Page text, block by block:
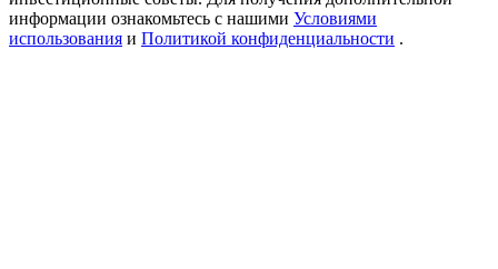
Crypto World Cup 2026: Grand Finale
информации ознакомьтесь с нашими Условиями
использования и Политикой конфиденциальности .